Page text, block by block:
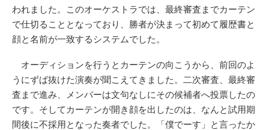
われました。このオーケストラでは、最終審査までカーテン
で仕切ることとなっており、勝者が決まって初めて履歴書と
顔と名前が一致するシステムでした。
オーディションを行うとカーテンの向こうから、前回のよ
うにずば抜けた演奏が聞こえてきました。二次審査、最終審
査まで進み、メンバーは文句なしにその候補者へ投票したの
です。そしてカーテンが開き顔を出したのは、なんと試用期
間後に不採用となった奏者でした。「僕でーす」と言ったか